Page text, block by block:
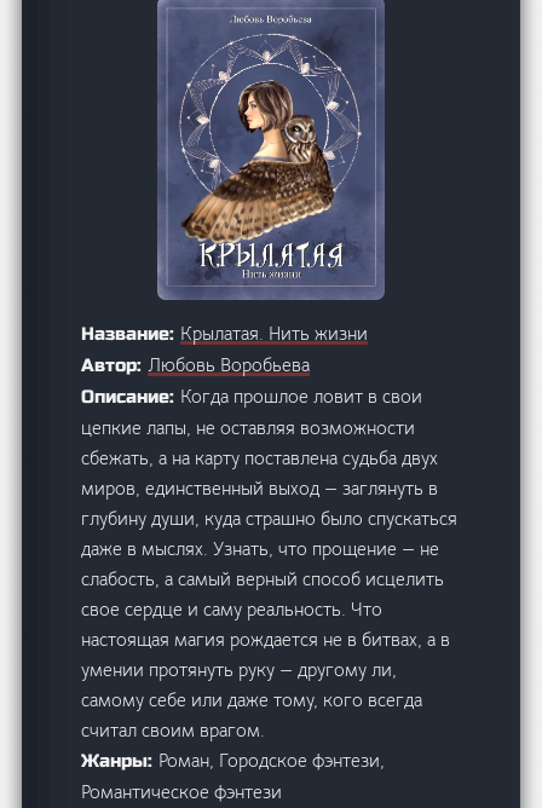
Название: Крылатая. Нить жизни
Автор:Любовь Воробьева
Описание: Когда прошлое ловит в свои
цепкие лапы, не оставляя возможности
сбежать, а на карту поставлена судьба двух
миров, единственный выход — заглянуть в
глубину души, куда страшно было спускаться
даже в мыслях. Узнать, что прощение — не
слабость, а самый верный способ исцелить
свое сердце и саму реальность. Что
настоящая магия рождается не в битвах, а в
умении протянуть руку — другому ли,
самому себе или даже тому, кого всегда
считал своим врагом.
Жанры: Роман, Городское фэнтези,
Романтическое фэнтези